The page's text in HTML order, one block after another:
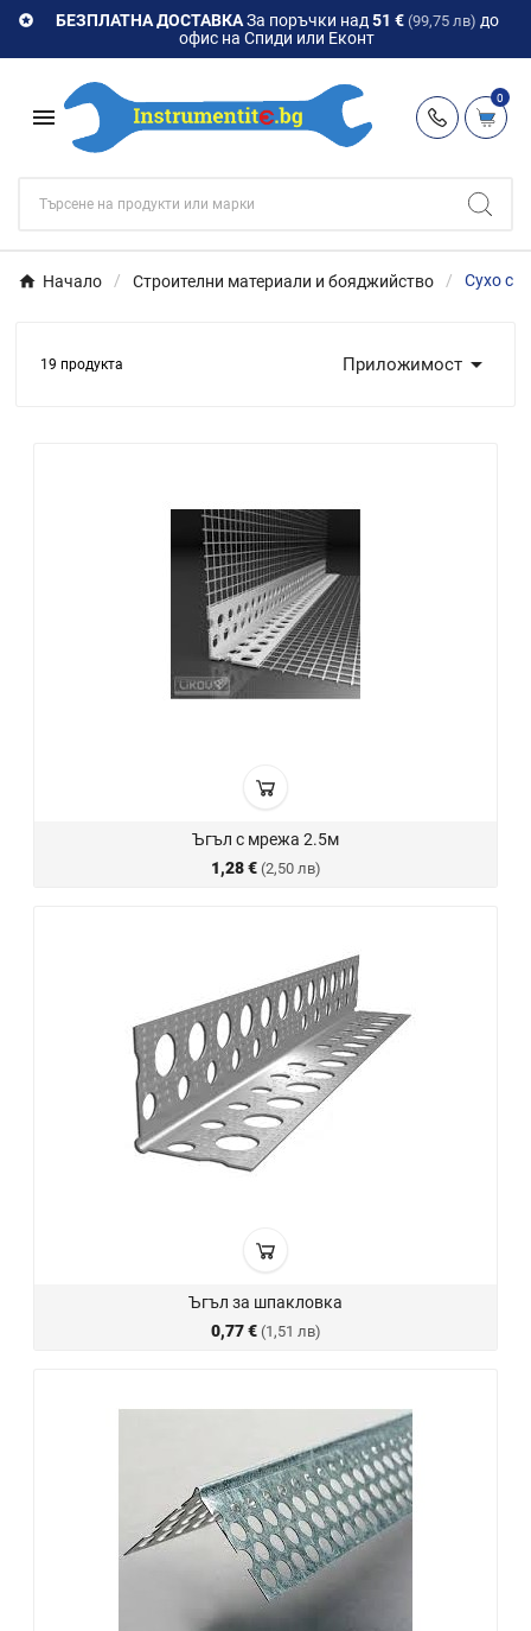
 БЕЗПЛАТНА ДОСТАВКАЗа поръчки над 51 € (99,75 лв) до
офис на Спиди или Еконт

0
Начало Строителни материали и бояджийство Сухо
19 продукта Приложимост 
Ъгъл с мрежа 2.5м
1,28 € (2,50 лв)
Ъгъл за шпакловка
0,77 € (1,51 лв)